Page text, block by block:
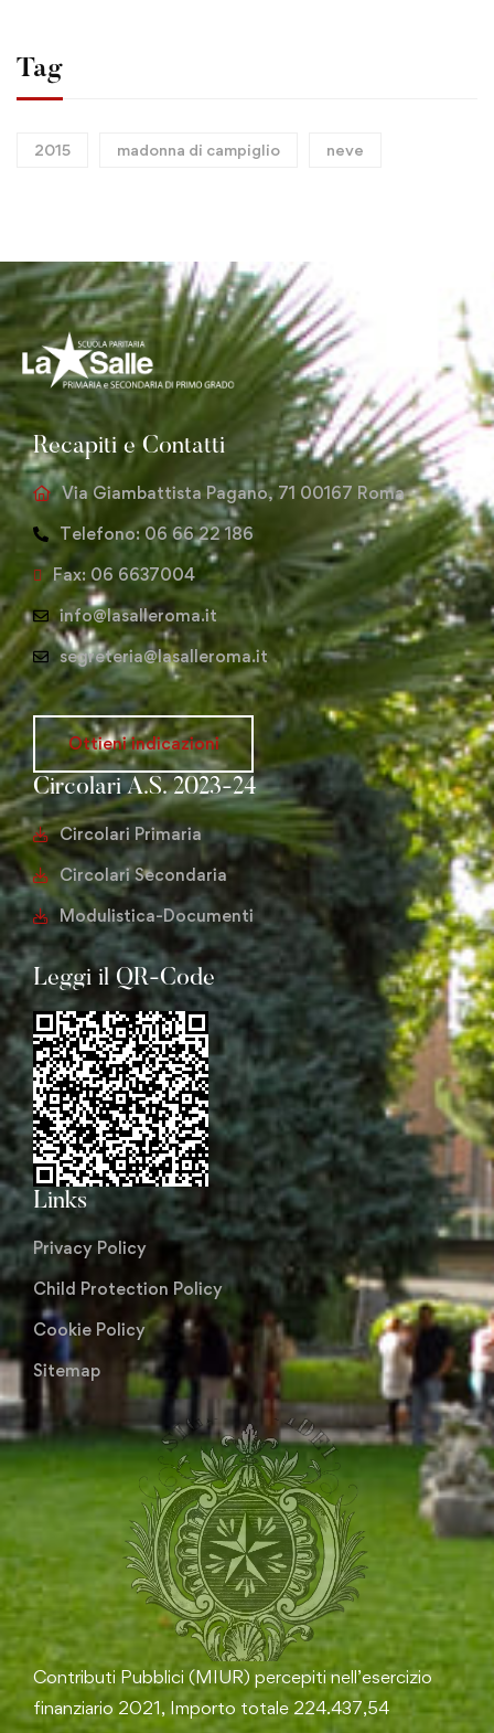
Tag
2015 madonna di campiglio neve
Recapiti e Contatti
Via Giambattista Pagano, 71 00167 Roma
Telefono: 06 66 22 186
Fax: 06 6637004
info@lasalleroma.it
segreteria@lasalleroma.it
Ottieni indicazioni
Circolari A.S. 2023-24
Circolari Primaria
Circolari Secondaria
Modulistica-Documenti
Leggi il QR-Code
Links
Privacy Policy
Child Protection Policy
Cookie Policy
Sitemap
Contributi Pubblici (MIUR) percepiti nell’esercizio
finanziario 2021, Importo totale 224.437,54